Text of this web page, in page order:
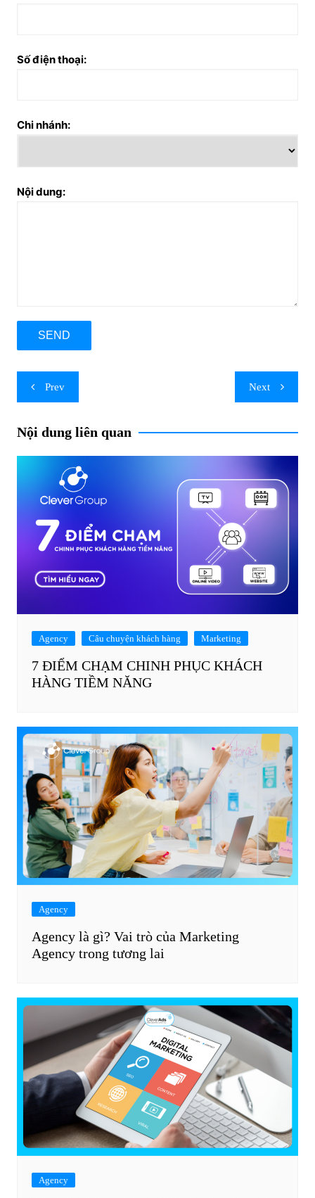
Số điện thoại:
Chi nhánh:
Nội dung:
Post
navigation
Prev Next
Nội dung liên quan
Agency Câu chuyện khách hàng Marketing
7 ĐIỂM CHẠM CHINH PHỤC KHÁCH
HÀNG TIỀM NĂNG
Agency
Agency là gì? Vai trò của Marketing
Agency trong tương lai
Agency